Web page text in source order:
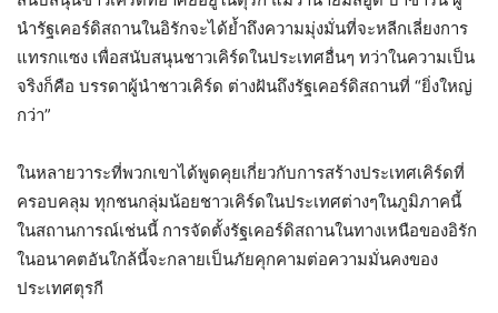
นำรัฐเคอร์ดิสถานในอิรักจะได้ย้ำถึงความมุ่งมั่นที่จะหลีกเลี่ยงการ
แทรกแซง เพื่อสนับสนุนชาวเคิร์ดในประเทศอื่นๆ ทว่าในความเป็น
จริงก็คือ บรรดาผู้นำชาวเคิร์ด ต่างฝันถึงรัฐเคอร์ดิสถานที่ “ยิ่งใหญ่
กว่า”
ในหลายวาระที่พวกเขาได้พูดคุยเกี่ยวกับการสร้างประเทศเคิร์ดที่
ครอบคลุม ทุกชนกลุ่มน้อยชาวเคิร์ดในประเทศต่างๆในภูมิภาคนี้
ในสถานการณ์เช่นนี้ การจัดตั้งรัฐเคอร์ดิสถานในทางเหนือของอิรัก
ในอนาคตอันใกล้นี้จะกลายเป็นภัยคุกคามต่อความมั่นคงของ
ประเทศตุรกี